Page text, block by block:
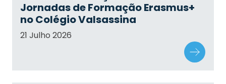
Jornadas de Formação Erasmus+
no Colégio Valsassina
21 Julho 2026